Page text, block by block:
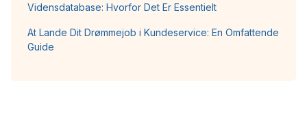
Vidensdatabase: Hvorfor Det Er Essentielt
At Lande Dit Drømmejob i Kundeservice: En Omfattende
Guide